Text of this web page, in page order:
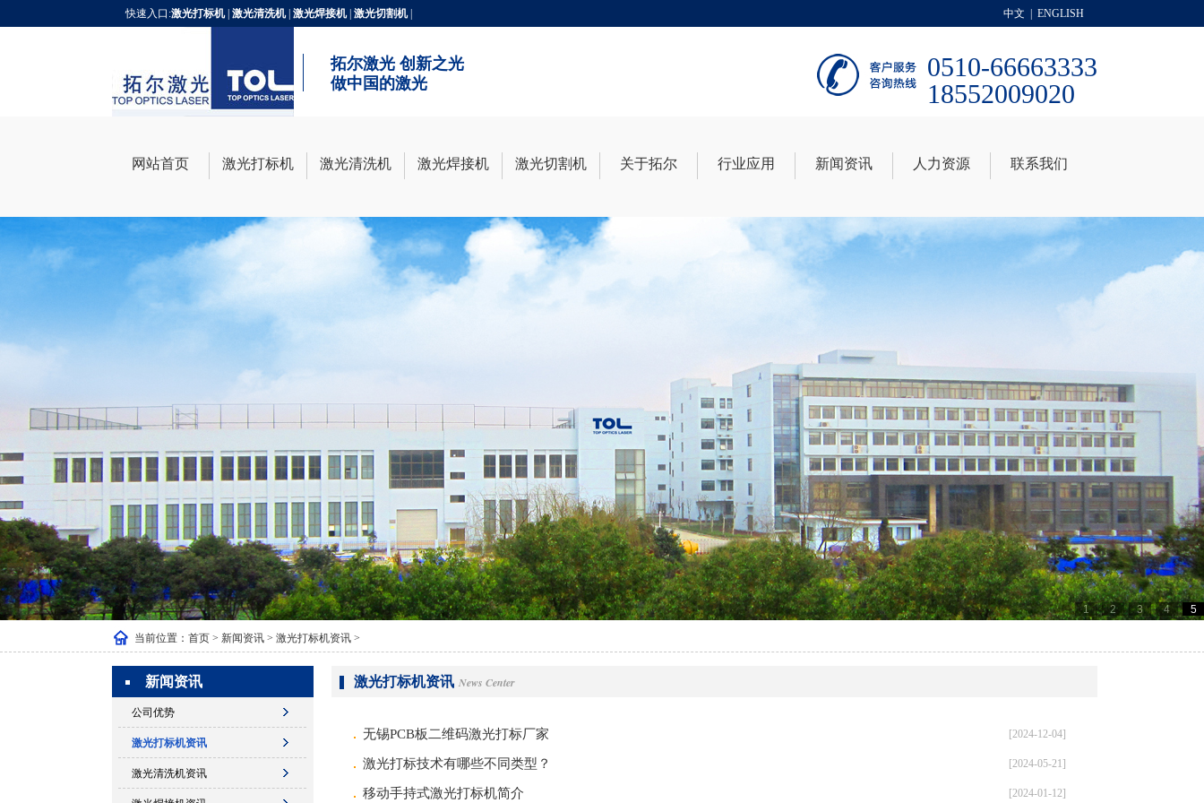
快速入口:激光打标机| 激光清洗机| 激光焊接机| 激光切割机| 中文 ENGLISH
拓尔激光 创新之光
做中国的激光
0510-66663333
18552009020
网站首页 激光打标机 激光清洗机 激光焊接机 激光切割机 关于拓尔 行业应用 新闻资讯 人力资源 联系我们
1 2 3 4 5
当前位置： 首页 > 新闻资讯 > 激光打标机资讯 >
新闻资讯
公司优势
激光打标机资讯
激光清洗机资讯
激光打标机资讯 News Center
[2024-12-04]
无锡PCB板二维码激光打标厂家
[2024-05-21]
激光打标技术有哪些不同类型？
[2024-01-12]
移动手持式激光打标机简介